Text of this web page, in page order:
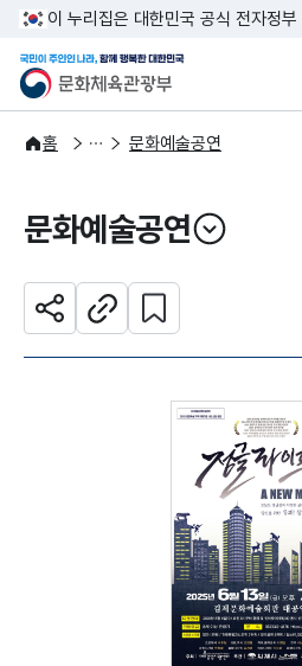
본
주
이 누리집은 대한민국 공식 전자정
문화체육관광부
국민이 주인인 나
홈
문화광장 문화예술공연
문화예술공연
열기
공유하기주소복사
관심 콘텐츠 설정하기